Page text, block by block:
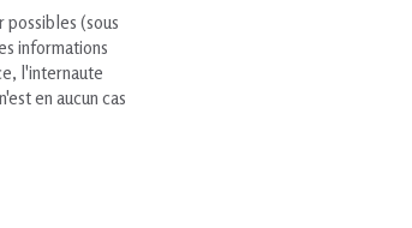
(sous
informations
l'internaute
en aucun cas